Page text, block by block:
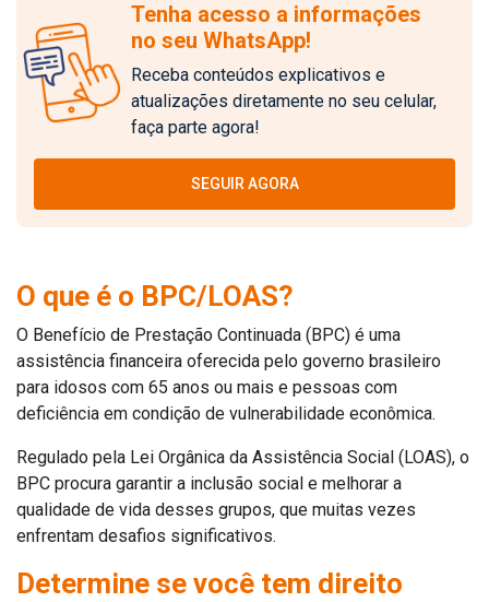
Tenha acesso a informações
no seu WhatsApp!
Receba conteúdos explicativos e
atualizações diretamente no seu celular,
faça parte agora!
SEGUIR AGORA
O que é o BPC/LOAS?
O Benefício de Prestação Continuada (BPC) é uma
assistência financeira oferecida pelo governo brasileiro
para idosos com 65 anos ou mais e pessoas com
deficiência em condição de vulnerabilidade econômica.
Regulado pela Lei Orgânica da Assistência Social (LOAS), o
BPC procura garantir a inclusão social e melhorar a
qualidade de vida desses grupos, que muitas vezes
enfrentam desafios significativos.
Determine se você tem direito